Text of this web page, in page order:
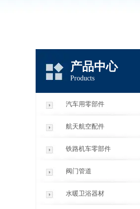
产品中心
Products
汽车用零部件
航天航空配件
铁路机车零部件
阀门管道
水暖卫浴器材